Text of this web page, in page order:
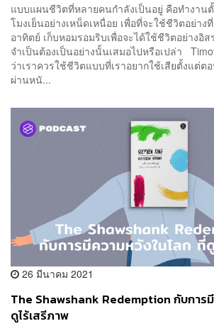
แบบแผนชีวิตที่หลายคนกำลังเป็นอยู่ คือทำงานตั้
โมงเย็นอย่างเหน็ดเหนื่อย เพื่อที่จะใช้ชีวิตอย่าง
อาทิตย์ เก็บหอมรอมริบเพื่อจะได้ใช้ชีวิตอย่างอิ
จำเป็นต้องเป็นอย่างนั้นเสมอไปหรือเปล่า
ว่าเราควรใช้ชีวิตแบบที่เราอยากใช้เสียตั้งแต่ต
ผ่านหนั...
26 มีนาคม 2021
The Shawshank Redemption กับการ
ดูไร้เสรีภาพ